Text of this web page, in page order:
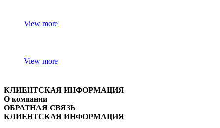
View more
View more
КЛИЕНТСКАЯ ИНФОРМАЦИЯ
О компании
ОБРАТНАЯ СВЯЗЬ
КЛИЕНТСКАЯ ИНФОРМАЦИЯ